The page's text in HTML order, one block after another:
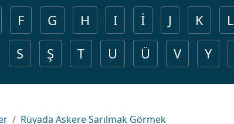
F G H I İ J K L
S
Ş T U Ü V Y
Rüyada Askere Sarılmak Görmek